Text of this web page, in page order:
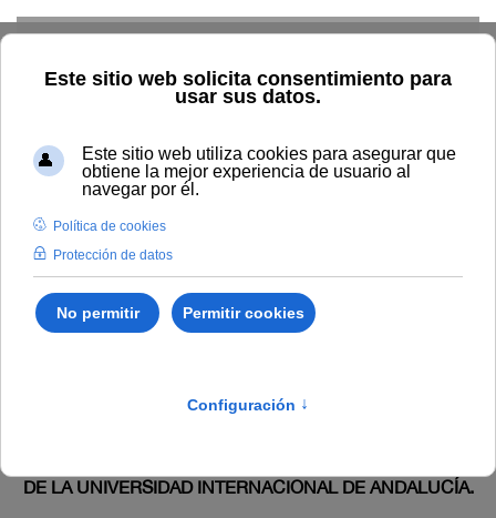
Inicio Estudiar Oferta académica Normativa
Propia
Estructura y funcionamiento
Internacional de Andalucía (aprobado en Consejo de Gobierno 25
de noviembre de 2020).
Publicado en:
DE LA UNIVERSIDAD INTERNACIONAL DE ANDALUCÍA.